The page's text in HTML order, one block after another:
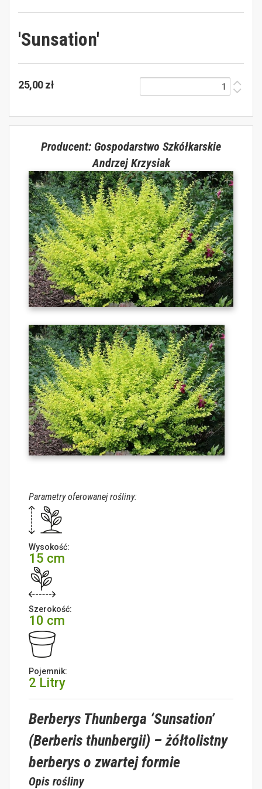
'Sunsation'
25,00 zł
Producent: Gospodarstwo Szkółkarskie
Andrzej Krzysiak
Parametry oferowanej rośliny:
Wysokość:
15 cm
Szerokość:
10 cm
Pojemnik:
2 Litry
Berberys Thunberga ‘Sunsation’
(Berberis thunbergii) – żółtolistny
berberys o zwartej formie
Opis rośliny